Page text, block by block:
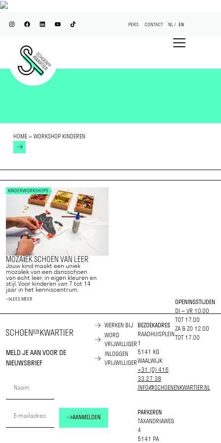
PERS CONTACT NL EN
HOME» WORKSHOP KINDEREN
KINDERWORKSHOPS
MOZAÏEK SCHOEN VAN LEER
Jouw kind maakt een uniek
mozaïek van een dansschoen
van echt leer, in eigen kleuren en
stijl. Voor kinderen van 7 tot 14
jaar in het kenniscentrum.
LEES MEER
MELD JE AAN VOOR DE
NIEUWSBRIEF
AANMELDEN
WERKEN BIJ
WORD
VRIJWILLIGER
INLOGGEN
VRIJWILLIGER
BEZOEKADRES
RAADHUISPLEIN
1
5141 KG
WAALWIJK
+31 (0) 416
33 27 38
INFO@SCHOENENKWARTIER.NL
PARKEREN
TAXANDRIAWEG
4
5141 PA
OPENINGSTIJDEN
DI – VR 10.00
TOT 17.00
ZA & ZO 12.00
TOT 17.00